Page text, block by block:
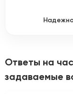
Ответы на
задаваемые